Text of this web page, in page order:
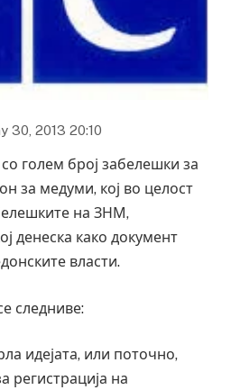
30, 2013 20:10
голем број забелешки за
за медуми, кој во целост
на ЗНМ,
денеска како документ
власти.
следниве:
идејата, или поточно,
регистрација на